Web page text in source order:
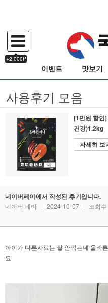
+2,000P
이벤트 맛보기
사용후기 모음
[1만원 할인
건강)1.2kg
자세히 보
네이버페이에서 작성된 후기입니다.
네이버 페이 | 2024-10-07 | 조회
아이가 다른사료는 잘 안먹는데 올바
요